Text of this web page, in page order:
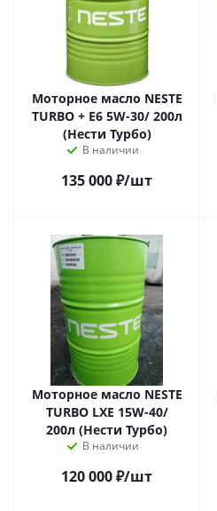
Моторное масло NESTE
TURBO + E6 5W-30/ 200л
(Нести Турбо)
В наличии
135 000₽/шт
Моторное масло NESTE
TURBO LXE 15W-40/
200л (Нести Турбо)
В наличии
120 000₽/шт